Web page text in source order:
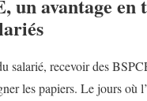
un avantage
salarié, recevoir des
les papiers. Le jours où